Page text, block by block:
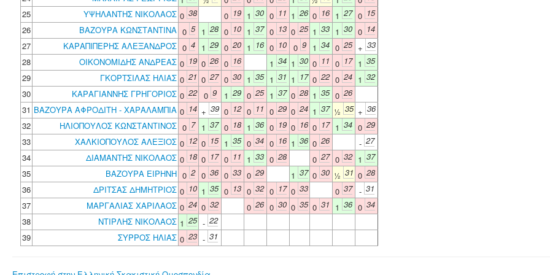
25
ΥΨΗΛΑΝΤΗΣ ΝΙΚΟΛΑΟΣ 0 38 0 19 1 30 0 11 1 26 0 16 1 27 0 15
26
ΒΑΖΟΥΡΑ ΚΩΝΣΤΑΝΤΙΝΑ 0 5 1 28 0 10 1 37 0 13 0 25 1 33 1 30 0 14
27
ΚΑΡΑΠΙΠΕΡΗΣ ΑΛΕΞΑΝΔΡΟΣ 0 4 1 29 0 20 1 16 0 10 0 9 1 34 0 25 + 33
28
ΟΙΚΟΝΟΜΙΔΗΣ ΑΝΔΡΕΑΣ 0 19 0 26 0 16 1 34 1 30 0 11 0 17 1 35
29
ΓΚΟΡΤΣΙΛΑΣ ΗΛΙΑΣ 0 21 0 27 0 30 1 35 1 31 1 17 0 22 0 24 1 32
30
ΚΑΡΑΓΙΑΝΝΗΣ ΓΡΗΓΟΡΙΟΣ 0 22 0 9 1 29 0 25 1 37 0 28 1 35 0 26
31 ΒΑΖΟΥΡΑ ΑΦΡΟΔΙΤΗ - ΧΑΡΑΛΑΜΠΙΑ 0 14 + 39 0 12 0 11 0 29 0 24 1 37 ½ 35 + 36
32
ΗΛΙΟΠΟΥΛΟΣ ΚΩΝΣΤΑΝΤΙΝΟΣ 0 7 1 37 0 18 1 36 0 19 0 16 0 17 1 34 0 29
33
ΧΑΛΚΙΟΠΟΥΛΟΣ ΑΛΕΞΙΟΣ 0 12 0 15 1 35 0 34 0 16 1 36 0 26 - 27
34
ΔΙΑΜΑΝΤΗΣ ΝΙΚΟΛΑΟΣ 0 18 0 17 0 11 1 33 0 28 0 27 0 32 1 37
35
ΒΑΖΟΥΡΑ ΕΙΡΗΝΗ 0 2 0 36 0 33 0 29 1 37 0 30 ½ 31 0 28
36
ΔΡΙΤΣΑΣ ΔΗΜΗΤΡΙΟΣ 0 10 1 35 0 13 0 32 0 17 0 33 0 37 - 31
37
ΜΑΡΓΑΛΙΑΣ ΧΑΡΙΛΑΟΣ 0 24 0 32 0 26 0 30 0 35 0 31 1 36 0 34
38
ΝΤΙΡΛΗΣ ΝΙΚΟΛΑΟΣ 1 25 - 22
39
ΣΥΡΡΟΣ ΗΛΙΑΣ 0 23 - 31